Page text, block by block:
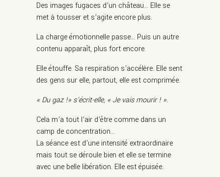
Des images fugaces d’un château… Elle se
met à tousser et s’agite encore plus.
La charge émotionnelle passe… Puis un autre
contenu apparaît, plus fort encore.
Elle étouffe. Sa respiration s’accélère. Elle sent
des gens sur elle, partout, elle est comprimée.
« Du gaz !» s’écrit-elle, « Je vais mourir ! ».
Cela m’a tout l’air d’être comme dans un
camp de concentration…
La séance est d’une intensité extraordinaire
mais tout se déroule bien et elle se termine
avec une belle libération. Elle est épuisée.